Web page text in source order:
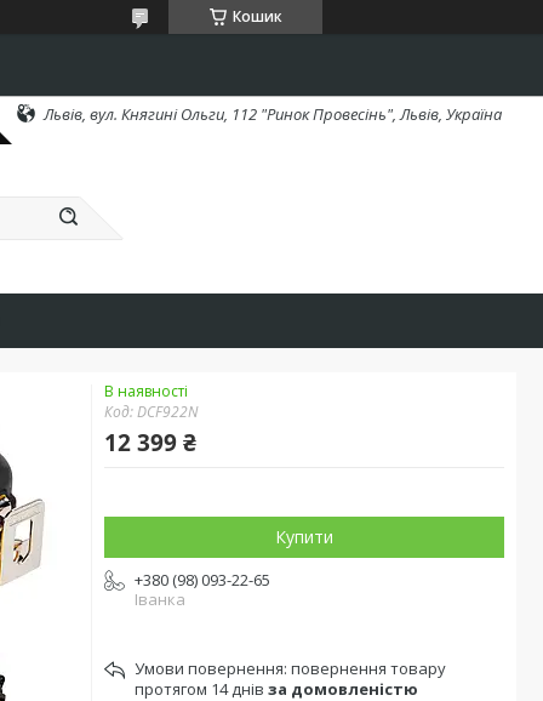
Кошик
Львів, вул. Княгині Ольги, 112 "Ринок Провесінь", Львів, Україна
В наявності
Код:DCF922N
12 399 ₴
Купити
+380 (98) 093-22-65
Іванка
повернення товару
протягом 14 днів за домовленістю